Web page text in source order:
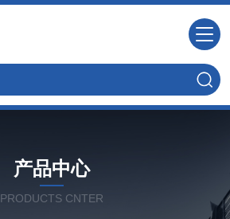
产品中心
PRODUCTS CNTER